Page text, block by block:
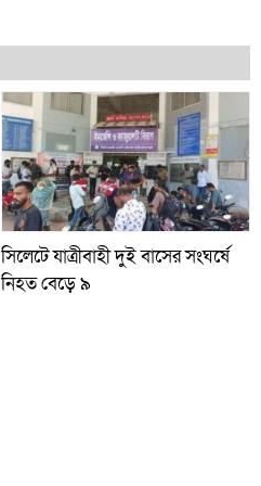
সিলেটে যাত্রীবাহী দুই বাসের সংঘর্ষে
নিহত বেড়ে ৯